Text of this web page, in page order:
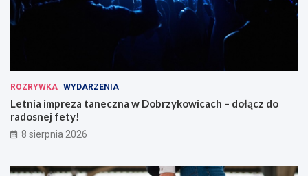
ROZRYWKA WYDARZENIA
Letnia impreza taneczna w Dobrzykowicach – dołącz do
radosnej fety!
8 sierpnia 2026